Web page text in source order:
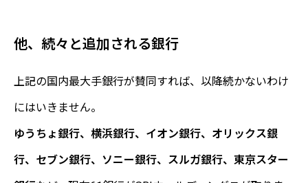
他、続々と追加される銀行
上記の国内最大手銀行が賛同すれば、以降続かないわけ
にはいきません。
ゆうちょ銀行、横浜銀行、イオン銀行、オリックス銀
行、セブン銀行、ソニー銀行、スルガ銀行、東京スター